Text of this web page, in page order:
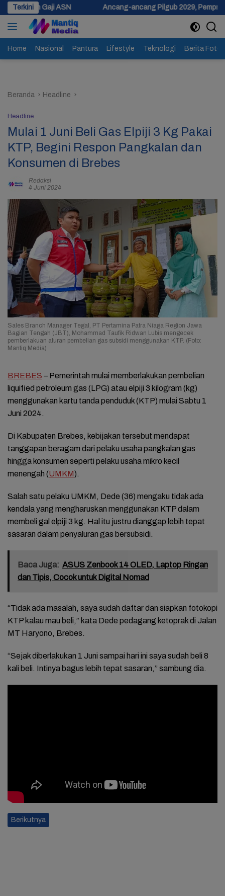
Langsung
ke
konten
Terkini Ancang-ancang Pilgub 2029, Pemprov Jateng Siapkan
Home Nasional Pantura Lifestyle Teknologi Berita Foto
Beranda Headline
Headline
Mulai 1 Juni Beli Gas Elpiji 3 Kg Pakai
KTP, Begini Respon Pangkalan dan
Konsumen di Brebes
Redaksi
4 Juni 2024
Sales Branch Manager Tegal, PT Pertamina Patra Niaga Region Jawa
Bagian Tengah (JBT), Mohammad Taufik Ridwan Lubis mengecek
pemberlakuan aturan pembelian gas subsidi menggunakan KTP. (Foto:
Mantiq Media)
BREBES – Pemerintah mulai memberlakukan pembelian
liquified petroleum gas (LPG) atau elpiji 3 kilogram (kg)
menggunakan kartu tanda penduduk (KTP) mulai Sabtu 1
Juni 2024.
Di Kabupaten Brebes, kebijakan tersebut mendapat
tanggapan beragam dari pelaku usaha pangkalan gas
hingga konsumen seperti pelaku usaha mikro kecil
menengah (UMKM).
Salah satu pelaku UMKM, Dede (36) mengaku tidak ada
kendala yang mengharuskan menggunakan KTP dalam
membeli gal elpiji 3 kg. Hal itu justru dianggap lebih tepat
sasaran dalam penyaluran gas bersubsidi.
Baca Juga: ASUS Zenbook 14 OLED, Laptop Ringan
dan Tipis, Cocok untuk Digital Nomad
“Tidak ada masalah, saya sudah daftar dan siapkan fotokopi
KTP kalau mau beli,” kata Dede pedagang ketoprak di Jalan
MT Haryono, Brebes.
“Sejak diberlakukan 1 Juni sampai hari ini saya sudah beli 8
kali beli. Intinya bagus lebih tepat sasaran,” sambung dia.
Berikutnya